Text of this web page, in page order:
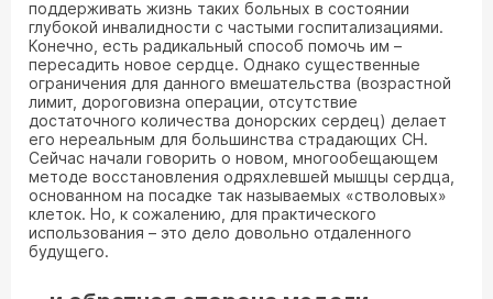
поддерживать жизнь таких больных в состоянии
глубокой инвалидности с частыми госпитализациями.
Конечно, есть радикальный способ помочь им –
пересадить новое сердце. Однако существенные
ограничения для данного вмешательства (возрастной
лимит, дороговизна операции, отсутствие
достаточного количества донорских сердец) делает
его нереальным для большинства страдающих СН.
Сейчас начали говорить о новом, многообещающем
методе восстановления одряхлевшей мышцы сердца,
основанном на посадке так называемых «стволовых»
клеток. Но, к сожалению, для практического
использования – это дело довольно отдаленного
будущего.